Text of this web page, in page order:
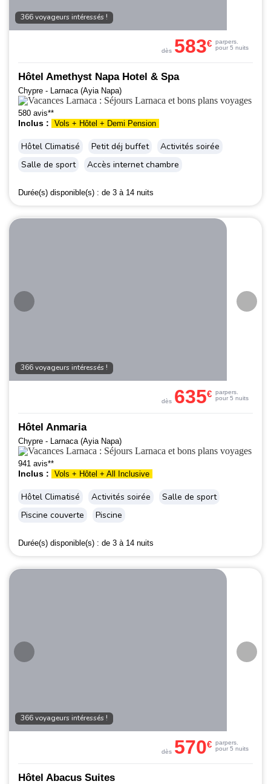
366 voyageurs intéressés !
Hôtel Amethyst Napa Hotel & Spa
Chypre - Larnaca (Ayia Napa)
580 avis**
Inclus : Vols + Hôtel + Demi Pension
Hôtel Climatisé Petit déj buffet
Activités soirée
Salle de sport
Accès internet chambre
Durée(s) disponible(s) : de 3 à 14 nuits
dès 583€ parpers.
pour 5 nuits
366 voyageurs intéressés !
Hôtel Anmaria
Chypre - Larnaca (Ayia Napa)
941 avis**
Inclus : Vols + Hôtel + All Inclusive
Hôtel Climatisé Activités soirée
Salle de sport
Piscine couverte
Piscine
Durée(s) disponible(s) : de 3 à 14 nuits
dès 635€ parpers.
pour 5 nuits
366 voyageurs intéressés !
Hôtel Abacus Suites
dès 570€ parpers.
pour 5 nuits